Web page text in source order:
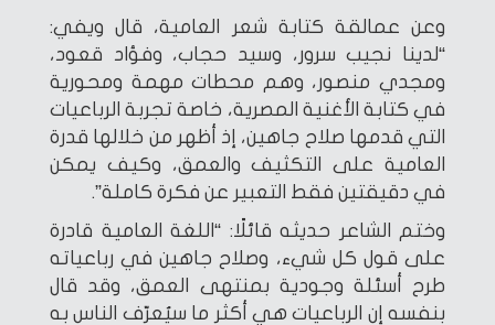
وعن عمالقة كتابة شعر العامية، قال ويفي:
“لدينا نجيب سرور، وسيد حجاب، وفؤاد قعود،
ومجدي منصور، وهم محطات مهمة ومحورية
في كتابة الأغنية المصرية، خاصة تجربة الرباعيات
التي قدمها صلاح جاهين، إذ أظهر من خلالها قدرة
العامية على التكثيف والعمق، وكيف يمكن
في دقيقتين فقط التعبير عن فكرة كاملة”.
وختم الشاعر حديثه قائلًا: “اللغة العامية قادرة
على قول كل شيء، وصلاح جاهين في رباعياته
طرح أسئلة وجودية بمنتهى العمق، وقد قال
بنفسه إن الرباعيات هي أكثر ما سيُعرّف الناس به